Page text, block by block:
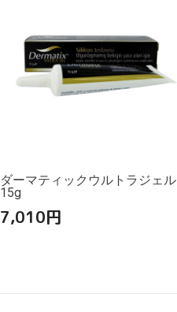
ダーマティックウルトラジェル
15g
7,010円